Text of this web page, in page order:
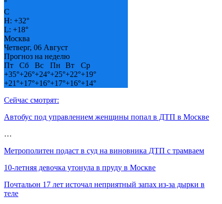
°
C
H: +32°
L: +18°
Москва
Четверг, 06 Август
Прогноз на неделю
Пт
Сб Вс Пн Вт
Ср
+35°+26°+24°+25°+22°+19°
+21°+17°+16°+17°+16°+14°
Сейчас смотрят:
Автобус под управлением женщины попал в ДТП в Москве
…
Метрополитен подаст в суд на виновника ДТП с трамваем
10-летняя девочка утонула в пруду в Москве
Почтальон 17 лет источал неприятный запах из-за дырки в
теле